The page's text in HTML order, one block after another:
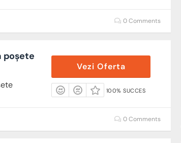
0 Comments
poșete
Vezi Oferta
100% SUCCES
0 Comments